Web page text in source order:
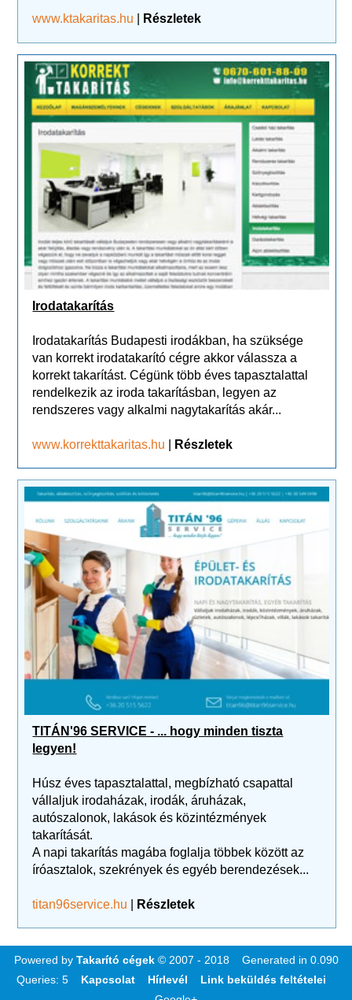
www.ktakaritas.hu Részletek
Irodatakarítás
Irodatakarítás Budapesti irodákban, ha szüksége
van korrekt irodatakarító cégre akkor válassza a
korrekt takarítást. Cégünk több éves tapasztalattal
rendelkezik az iroda takarításban, legyen az
rendszeres vagy alkalmi nagytakarítás akár...
www.korrekttakaritas.hu Részletek
TITÁN'96 SERVICE - ... hogy minden tiszta
legyen!
Húsz éves tapasztalattal, megbízható csapattal
vállaljuk irodaházak, irodák, áruházak,
autószalonok, lakások és közintézmények
takarítását.
A napi takarítás magába foglalja többek között az
íróasztalok, szekrények és egyéb berendezések...
titan96service.hu Részletek
Powered by Takarító cégek© 2007 - 2018 Generated in 0.090
Queries: 5 Kapcsolat Hírlevél
Link beküldés feltételei